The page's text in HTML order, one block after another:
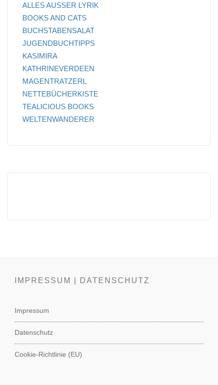
ALLES AUSSER LYRIK
BOOKS AND CATS
BUCHSTABENSALAT
JUGENDBUCHTIPPS
KASIMIRA
KATHRINEVERDEEN
MAGENTRATZERL
NETTEBÜCHERKISTE
TEALICIOUS BOOKS
WELTENWANDERER
IMPRESSUM | DATENSCHUTZ
Impressum
Datenschutz
Cookie-Richtlinie (EU)